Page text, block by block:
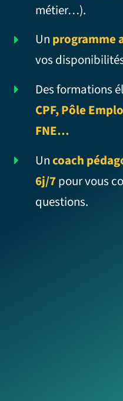
métier…).
Un programme
vos
Des formations
CPF, Pôle
FNE…
Uncoach
6j/7pour vous
questions.